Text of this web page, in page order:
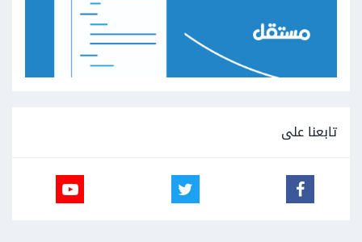
تابعنا على